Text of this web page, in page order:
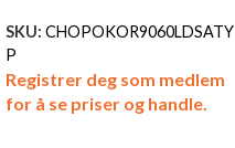
SKU: CHOPOKOR9060LDSATY
P
Registrer deg som medlem
for å se priser og handle.